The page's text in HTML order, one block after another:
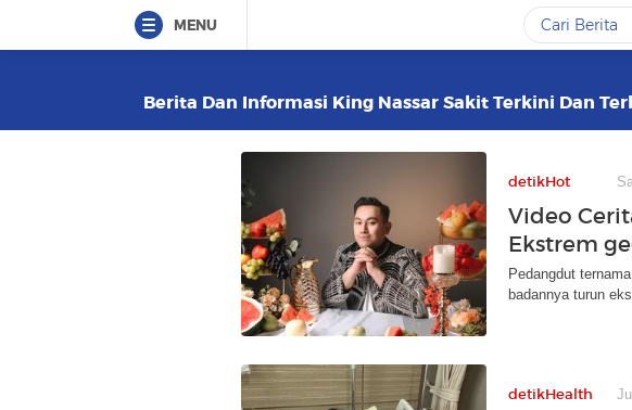
MENU
Berita Dan Informasi King Nassar Sakit Terkini Dan
detikHot
Video
Ekstrem
Pedangdut
badannya turun
detikHealth